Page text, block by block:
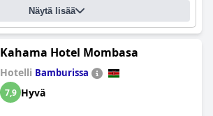
Näytä lisää
Kahama Hotel Mombasa
Hotelli Bamburissa
7,9 Hyvä